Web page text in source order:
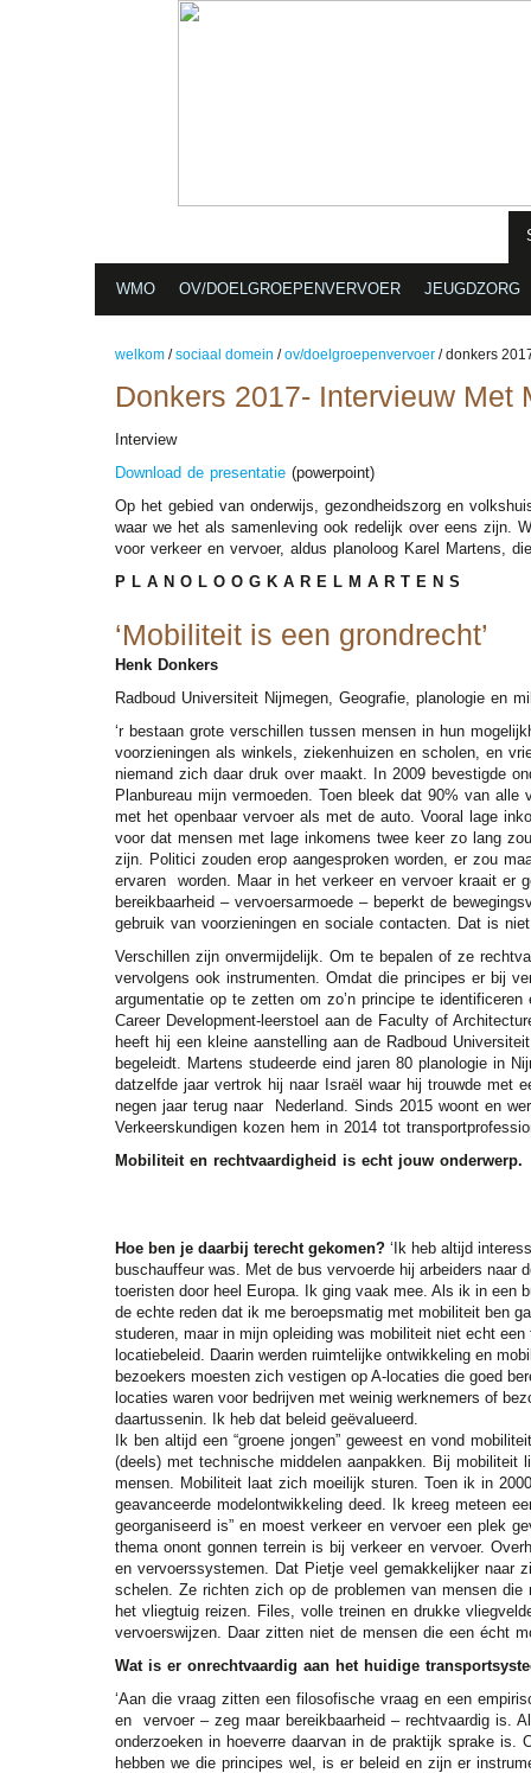
WMO OV/DOELGROEPENVERVOER JEUGDZORG
welkom / sociaal domein / ov/doelgroepenvervoer /donkers
Donkers 2017- Intervieuw Met
Interview
Download de presentatie (powerpoint)
Op het gebied van onderwijs, gezondheidszorg en
waar we het als samenleving ook redelijk over eens zijn.
voor verkeer en vervoer, aldus planoloog Karel Martens,
P L A N O L O O G K A R E L M A R T E N S
‘Mobiliteit is een grondrecht’
Henk Donkers
Radboud Universiteit Nijmegen, Geografie, planologie en
‘r bestaan grote verschillen tussen mensen in hun
voorzieningen als winkels, ziekenhuizen en scholen, en
niemand zich daar druk over maakt. In 2009 bevestigde
Planbureau mijn vermoeden. Toen bleek dat 90% van
met het openbaar vervoer als met de auto. Vooral lage
voor dat mensen met lage inkomens twee keer zo lang
zijn. Politici zouden erop aangesproken worden, er zou
ervaren worden. Maar in het verkeer en vervoer kraait er
bereikbaarheid – vervoersarmoede – beperkt de
gebruik van voorzieningen en sociale contacten. Dat is
Verschillen zijn onvermijdelijk. Om te bepalen of ze
vervolgens ook instrumenten. Omdat die principes er bij
argumentatie op te zetten om zo’n principe te
Career Development-leerstoel aan de Faculty of
heeft hij een kleine aanstelling aan de Radboud
begeleidt. Martens studeerde eind jaren 80 planologie in
datzelfde jaar vertrok hij naar Israël waar hij trouwde
negen jaar terug naar Nederland. Sinds 2015 woont en
Verkeerskundigen kozen hem in 2014 tot
Mobiliteit en rechtvaardigheid is echt jouw
Hoe ben je daarbij terecht gekomen? ‘Ik heb altijd
buschauffeur was. Met de bus vervoerde hij arbeiders
toeristen door heel Europa. Ik ging vaak mee. Als ik in
de echte reden dat ik me beroepsmatig met mobiliteit ben
studeren, maar in mijn opleiding was mobiliteit niet echt
locatiebeleid. Daarin werden ruimtelijke ontwikkeling en
bezoekers moesten zich vestigen op A-locaties die goed
locaties waren voor bedrijven met weinig werknemers of
daartussenin. Ik heb dat beleid geëvalueerd.
Ik ben altijd een “groene jongen” geweest en vond
(deels) met technische middelen aanpakken. Bij
mensen. Mobiliteit laat zich moeilijk sturen. Toen ik in
geavanceerde modelontwikkeling deed. Ik kreeg meteen
georganiseerd is” en moest verkeer en vervoer een plek
thema onont gonnen terrein is bij verkeer en vervoer.
en vervoerssystemen. Dat Pietje veel gemakkelijker naar
schelen. Ze richten zich op de problemen van mensen
het vliegtuig reizen. Files, volle treinen en drukke
vervoerswijzen. Daar zitten niet de mensen die een écht
Wat is er onrechtvaardig aan het huidige
‘Aan die vraag zitten een filosofische vraag en een
en vervoer – zeg maar bereikbaarheid – rechtvaardig is.
onderzoeken in hoeverre daarvan in de praktijk sprake is.
hebben we die principes wel, is er beleid en zijn er